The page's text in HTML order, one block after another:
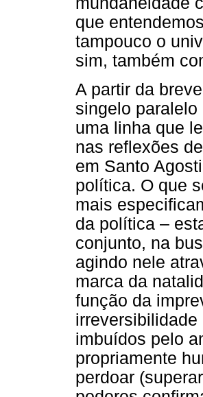
que
tampouco o
sim, também
A partir da
singelo
uma linha que
nas reflexões
em Santo
política. O que
mais
da política –
conjunto, na
agindo nele
marca da
função da
imbuídos pelo
propriamente
perdoar